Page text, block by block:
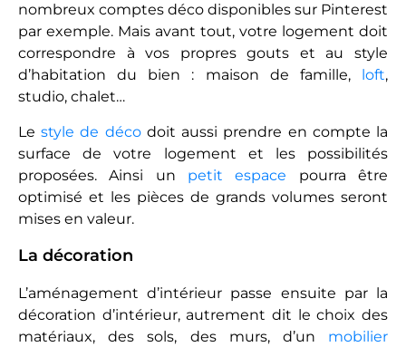
nombreux comptes déco disponibles sur Pinterest
par exemple. Mais avant tout, votre logement doit
correspondre à vos propres gouts et au style
d’habitation du bien : maison de famille,
loft,
studio, chalet…
Lestyle de décodoit aussi prendre en compte la
surface de votre logement et les possibilités
proposées. Ainsi un petit espace pourra être
optimisé et les pièces de grands volumes seront
mises en valeur.
La décoration
L’aménagement d’intérieur passe ensuite par la
décoration d’intérieur, autrement dit le choix des
matériaux, des sols, des murs, d’un mobilier